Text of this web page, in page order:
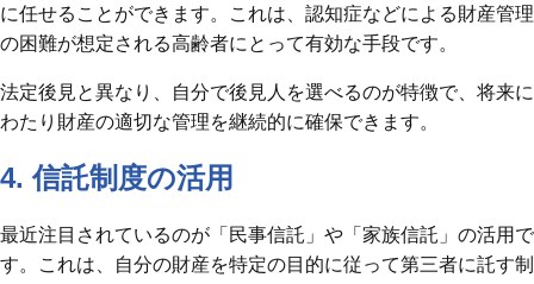
に任せることができます。これは、認知症などによる財産管理
の困難が想定される高齢者にとって有効な手段です。
法定後見と異なり、自分で後見人を選べるのが特徴で、将来に
わたり財産の適切な管理を継続的に確保できます。
4. 信託制度の活用
最近注目されているのが「民事信託」や「家族信託」の活用で
す。これは、自分の財産を特定の目的に従って第三者に託す制